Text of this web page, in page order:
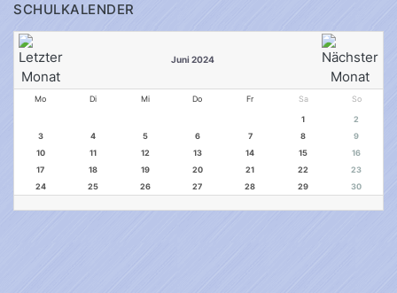
SCHULKALENDER
Juni 2024
Mo Di Mi Do Fr Sa So
1
2
3
4 5 6 7 8
9
10
11 12 13 14 15
16
17
18 19 20 21 22
23
24
25 26 27 28 29 30